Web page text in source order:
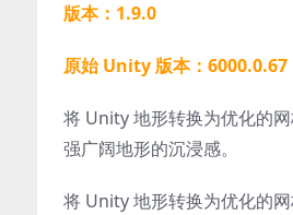
版本：1.9.0
原始 Unity 版本：6000.0.67
将 Unity 地形转换为优化的
强广阔地形的沉浸感。
将 Unity 地形转换为优化的